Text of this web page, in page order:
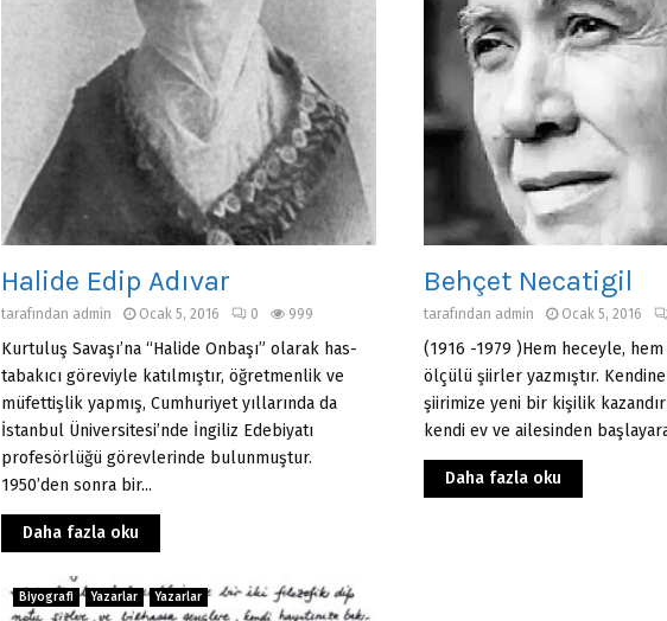
Halide Edip Adıvar
tarafından admin Ocak 5, 2016 0 999
Kurtuluş Savaşı’na “Halide Onbaşı” olarak has­
tabakıcı göreviyle katılmıştır, öğretmenlik ve
müfet­tişlik yapmış, Cumhuriyet yıllarında da
İstanbul Üniversitesi’nde İngiliz Edebiyatı
profesörlüğü gö­revlerinde bulunmuştur.
1950’den sonra bir...
Daha fazla oku
Behçet Necatigil
tarafından admin Ocak 5, 2016
(1916 -1979 )Hem heceyle,
ölçülü şiirler yaz­mıştır.
şiirimize yeni bir kişilik
kendi ev ve ailesinden
Daha fazla oku
Biyografi Yazarlar Yazarlar